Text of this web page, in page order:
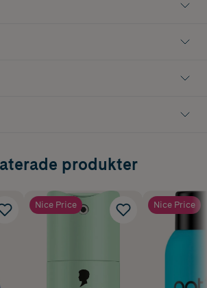
produkter
Nice Price Nice Price